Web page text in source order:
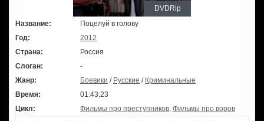
DVDRip
Название:
Поцелуй в голову
Год:
2012
Страна:
Россия
Слоган:
-
Жанр:
Боевики / Русские / Криминальные
Время:
01:43:23
Цикл:
Фильмы про преступников, Фильмы про воров